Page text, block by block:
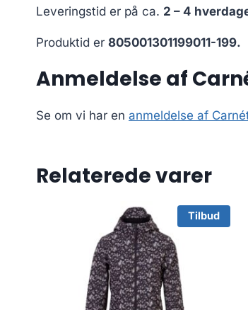
Leveringstid er på ca. 2 – 4
Produktid er 805001301199011-199.
Anmeldelse af
Se om vi har en anmeldelse af
Relaterede varer
Tilbud